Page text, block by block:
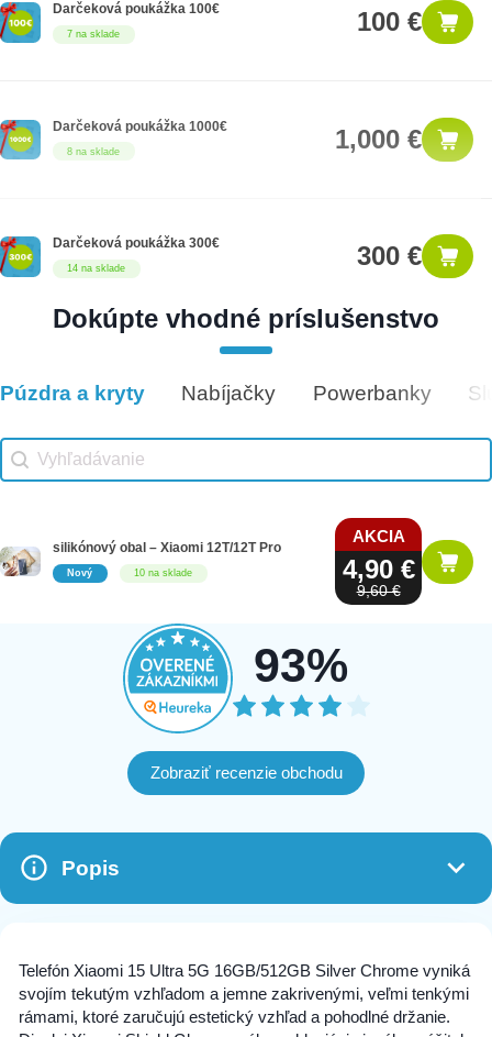
7 na sklade
Darčeková poukážka 100€ 100 €
8 na sklade
Darčeková poukážka 1000€ 1,000 €
14 na sklade
Darčeková poukážka 300€ 300 €
9 na sklade
Dokúpte vhodné príslušenstvo
Vhodné príslušenstvo
Púzdra a kryty Nabíjačky Powerbanky
Vhodné príslušenstvo search
Search content
Nový 10 na sklade
silikónový obal – Xiaomi 12T/12T Pro
AKCIA
4,90 €
9,60 €
93%
Zobraziť recenzie obchodu
Popis
Telefón Xiaomi 15 Ultra 5G 16GB/512GB Silver Chrome vyniká
svojím tekutým vzhľadom a jemne zakrivenými, veľmi tenkými
rámami, ktoré zaručujú estetický vzhľad a pohodlné držanie.